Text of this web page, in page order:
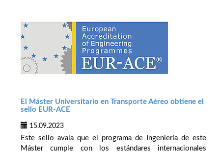
El Máster Universitario en Transporte Aéreo obtiene el
sello EUR-ACE
15.09.2023
Este sello avala que el programa de Ingeniería de este
Máster cumple con los estándares internacionales